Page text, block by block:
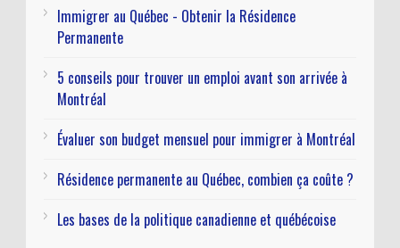
Immigrer au Québec - Obtenir la Résidence
Permanente
5 conseils pour trouver un emploi avant son arrivée à
Montréal
Évaluer son budget mensuel pour immigrer à Montréal
Résidence permanente au Québec, combien ça coûte ?
Les bases de la politique canadienne et québécoise